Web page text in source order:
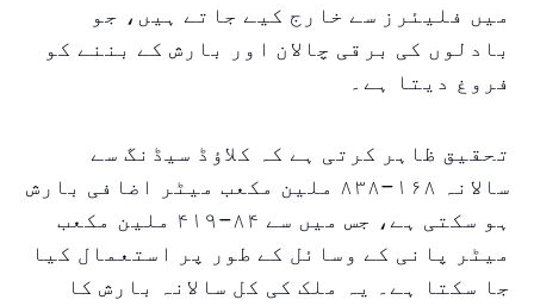
میں فلیئرز سے خارج کیے جاتے ہیں، جو
بادلوں کی برقی چالان اور بارش کے بننے کو
فروغ دیتا ہے۔
تحقیق ظاہر کرتی ہے کہ کلاؤڈ سیڈنگ سے
سالانہ ۱۶۸–۸۳۸ ملین مکعب میٹر اضافی بارش
ہو سکتی ہے، جس میں سے ۸۴–۴۱۹ ملین مکعب
میٹر پانی کے وسائل کے طور پر استعمال کیا
جا سکتا ہے۔ یہ ملک کی کل سالانہ بارش کا